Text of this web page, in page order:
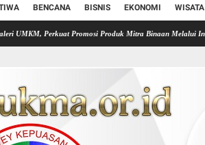
BENCANA BISNIS EKONOMI WISATA
Promosi Produk Mitra Binaan Melalui Inovasi Digital